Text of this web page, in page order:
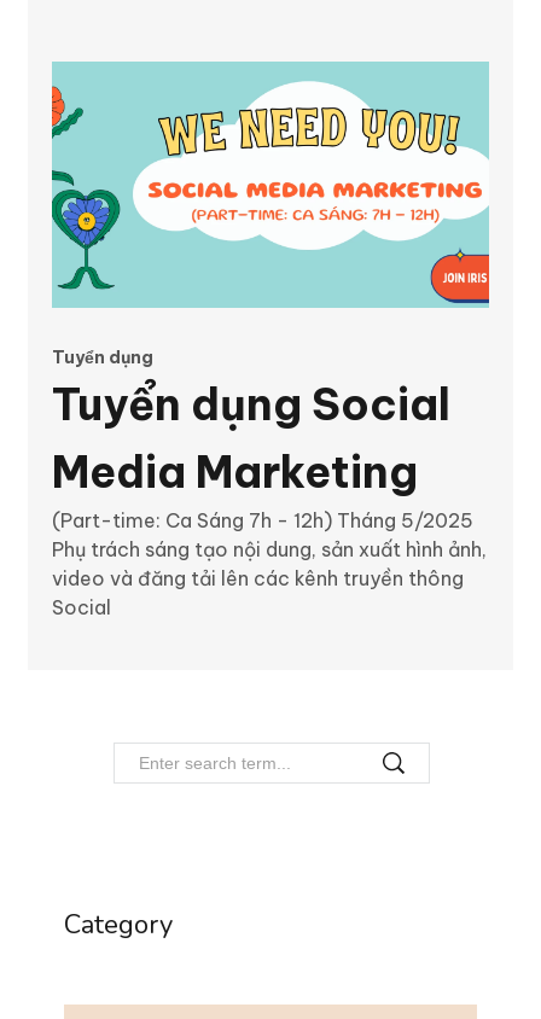
Category
Tháng 10/2025
Tuyển dụng
Tuyển dụng Social
Media Marketing
(Part-time: Ca Sáng 7h - 12h) Tháng 5/2025
Phụ trách sáng tạo nội dung, sản xuất hình ảnh,
video và đăng tải lên các kênh truyền thông
Social